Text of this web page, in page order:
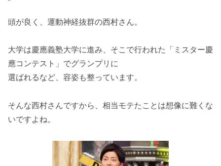
頭が良く、運動神経抜群の西村さん。
大学は慶應義塾大学に進み、そこで行われた「ミスター慶
應コンテスト」でグランプリに
選ばれるなど、容姿も整っています。
そんな西村さんですから、相当モテたことは想像に難くな
いですよね。